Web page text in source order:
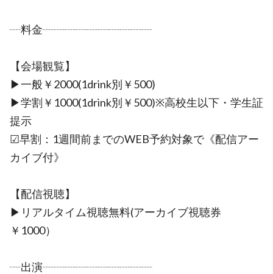
┈料金┈┈┈┈┈┈┈┈┈┈
【会場観覧】
▶︎一般￥2000(1drink別￥500)
▶︎学割￥1000(1drink別￥500)※高校生以下・学生証
提示
☑早割：1週間前までのWEB予約対象で《配信アー
カイブ付》
【配信視聴】
▶︎リアルタイム視聴無料(アーカイブ視聴券
￥1000）
┈出演┈┈┈┈┈┈┈┈┈┈